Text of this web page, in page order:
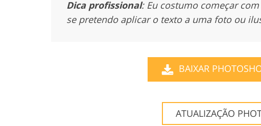
Dica profissional: Eu costumo começar
se pretendo aplicar o texto a uma foto ou
BAIXAR
ATUALIZAÇÃO